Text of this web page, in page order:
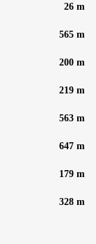
26 m
565 m
200 m
219 m
563 m
647 m
179 m
328 m